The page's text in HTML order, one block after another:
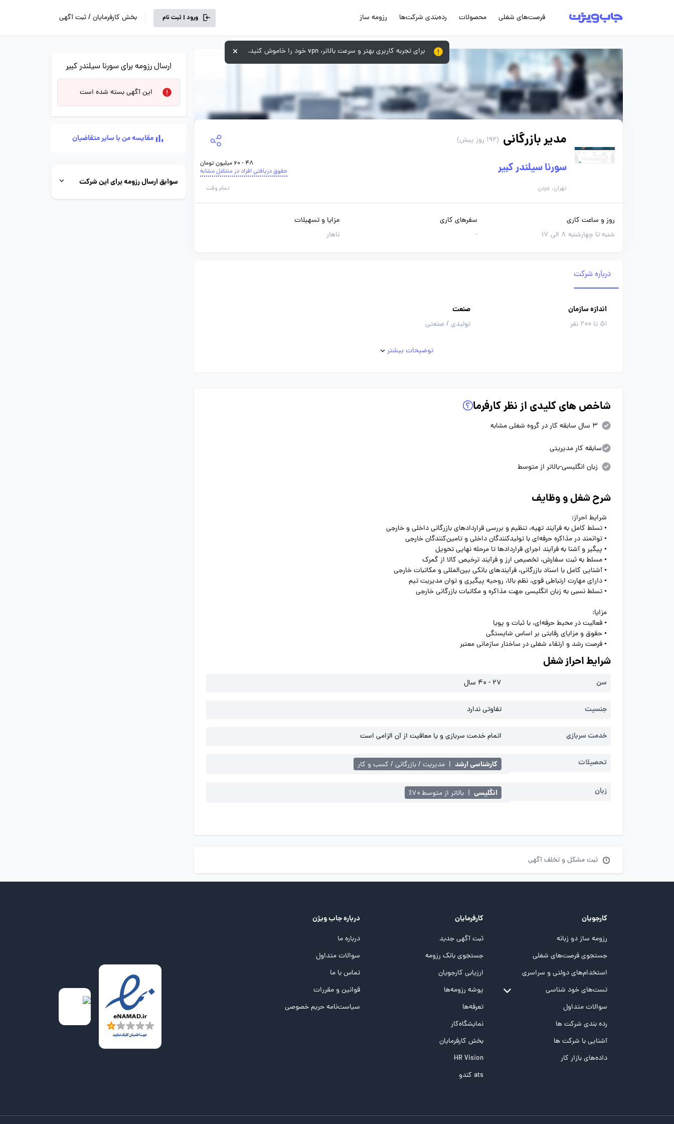
فرصت‌های شغلی محصولات رده‌بندی شرکت‌ها رزومه ساز ورود | ثبت نام بخش کارفرمایان / ثبت آگهی
مدیر بازرگانی (192 روز پیش)
سورنا سیلندر کبیر
48 - 60 میلیون تومان
حقوق دریافتی افراد در مشاغل مشابه
تهران، جردن
تمام وقت
روز و ساعت کاری
شنبه تا چهارشنبه 8 الی 17
سفرهای کاری
-
مزایا و تسهیلات
ناهار
درباره شرکت
اندازه سازمان
51 تا 200 نفر
صنعت
تولیدی / صنعتی
توضیحات بیشتر
شاخص های کلیدی از نظر کارفرما
3 سال سابقه کار در گروه شغلی مشابه
سابقه کار مدیریتی
زبان انگلیسی-بالاتر از متوسط
شرح شغل و وظایف
شرایط احراز:
• تسلط کامل به فرآیند تهیه، تنظیم و بررسی قراردادهای بازرگانی داخلی و خارجی
• توانمند در مذاکره حرفه‌ای با تولیدکنندگان داخلی و تامین‌کنندگان خارجی
• پیگیر و آشنا به فرآیند اجرای قراردادها تا مرحله نهایی تحویل
• مسلط به ثبت سفارش، تخصیص ارز و فرآیند ترخیص کالا از گمرک
• آشنایی کامل با اسناد بازرگانی، فرآیندهای بانکی بین‌المللی و مکاتبات خارجی
• دارای مهارت ارتباطی قوی، نظم بالا، روحیه پیگیری و توان مدیریت تیم
• تسلط نسبی به زبان انگلیسی جهت مذاکره و مکاتبات بازرگانی خارجی
مزایا:
• فعالیت در محیط حرفه‌ای، با ثبات و پویا
• حقوق و مزایای رقابتی بر اساس شایستگی
• فرصت رشد و ارتقاء شغلی در ساختار سازمانی معتبر
شرایط احراز شغل
سن 27 - 40 سال
جنسیت تفاوتی ندارد
خدمت سربازی اتمام خدمت سربازی و یا معافیت از آن الزامی است
تحصیلات کارشناسی ارشد | مدیریت / بازرگانی / کسب و کار
زبان انگلیسی | بالاتر از متوسط ۷۰٪
ثبت مشکل و تخلف آگهی
ارسال رزومه برای سورنا سیلندر کبیر
این آگهی بسته شده است
مقایسه من با سایر متقاضیان
سوابق ارسال رزومه برای این شرکت
کارجویان
رزومه ساز دو زبانه
جستجوی فرصت‌های شغلی
استخدام‌های دولتی و سراسری
تست‌های خود شناسی
تست MBTI
تست تیپ سنجی شغلی Holland
تست NEO
تست هوش های چندگانه
سوالات متداول
رده بندی شرکت ها
آشنایی با شرکت ها
داده‌های بازار کار
کارفرمایان
ثبت آگهی جدید
جستجوی بانک رزومه
ارزیابی کارجویان
پوشه‌‌ رزومه‌ها
تعرفه‌ها
نمایشگاه‌کار
بخش کارفرمایان
HR Vision
ats کندو
درباره جاب ویژن
درباره ما
سوالات متداول
تماس با ما
قوانین و مقررات
سیاست‌نامه حریم خصوصی
برای تجربه کاربری بهتر و سرعت بالاتر، vpn خود را خاموش کنید.